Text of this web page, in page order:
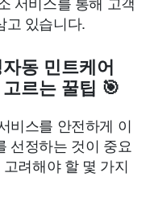
고 있습니다.
동 민트케어
르는 꿀팁 🎯
비스를 안전하게 이
선정하는 것이 중요
려해야 할 몇 가지